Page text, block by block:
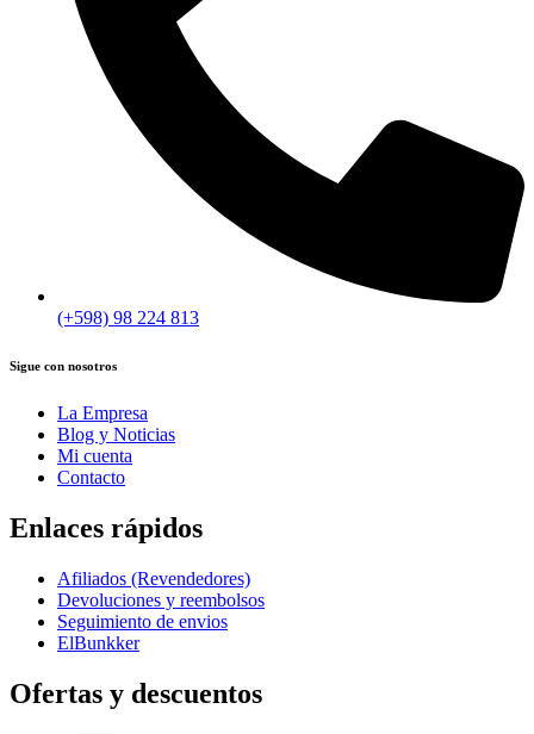
(+598) 98 224 813
Sigue con nosotros
La Empresa
Blog y Noticias
Mi cuenta
Contacto
Enlaces rápidos
Afiliados (Revendedores)
Devoluciones y reembolsos
Seguimiento de envios
ElBunkker
Ofertas y descuentos